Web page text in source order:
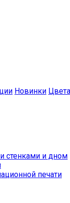
Новинки Цвета
стенками и дном
печати